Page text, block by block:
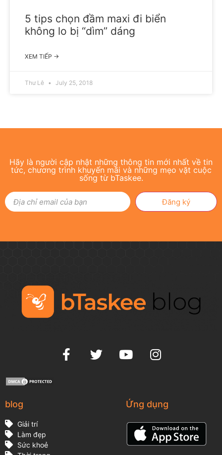
5 tips chọn đầm maxi đi biển
không lo bị “dìm” dáng
XEM TIẾP →
Thư Lê July 25, 2018
Hãy là người cập nhật những thông tin mới nhất về tin
tức, chương trình khuyến mãi và những mẹo vặt cuộc
sống từ bTaskee.
Đăng ký
blog
Giải trí
Làm đẹp
Sức khoẻ
Ứng dụng